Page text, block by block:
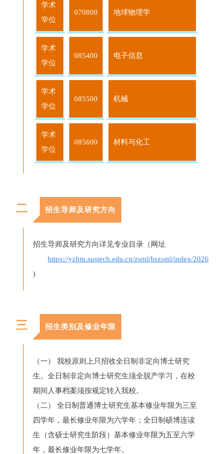
学术
学位
070800 地球物理学
学术
学位
085400 电子信息
学术
学位
085500 机械
学术
学位
085600 材料与化工
二 招生导师及研究方向
招生导师及研究方向详见专业目录（网址
https://yzbm.sustech.edu.cn/zsml/bszsml/index/2026
)
三 招生类别及修业年限
（一） 我校原则上只招收全日制非定向博士研究
生。全日制非定向博士研究生须全脱产学习，在校
期间人事档案须按规定转入我校。
（二） 全日制普通博士研究生基本修业年限为三至
四学年，最长修业年限为六学年；全日制硕博连读
生（含硕士研究生阶段）基本修业年限为五至六学
年，最长修业年限为七学年。